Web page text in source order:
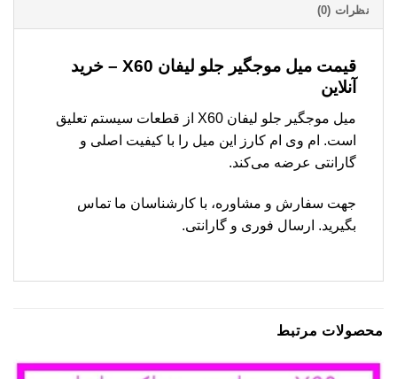
نظرات (0)
قیمت میل موجگیر جلو لیفان X60 – خرید
آنلاین
میل موجگیر جلو لیفان X60 از قطعات سیستم تعلیق
است. ام وی ام کارز این میل را با کیفیت اصلی و
گارانتی عرضه می‌کند.
جهت سفارش و مشاوره، با کارشناسان ما تماس
بگیرید. ارسال فوری و گارانتی.
محصولات مرتبط